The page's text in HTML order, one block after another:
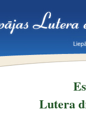
Lutera